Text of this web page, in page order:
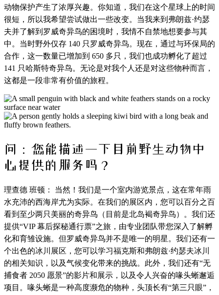
动物保护产生了浓厚兴趣。你知道，我们在这个星球上的时间
很短，所以我希望尝试做出一些改变。当我来到弗朗兹·约瑟
夫并了解到罗威奇异鸟的困境时，我情不自禁地想要参与其
中。当时野外仅存 140 只罗威奇异鸟。现在，通过与环保局的
合作，这一数量已增加到 650 多只，我们也成功孵化了超过
141 只哈斯特奇异鸟。无论是对我个人还是对这些物种而言，
这都是一段非常有价值的旅程。
问：您能描述一下目前野生动物中
心提供的服务吗？
理查德 班顿： 当然！我们是一个室内游览景点，这在常年雨
水充沛的西海岸尤为实际。在我们的展区内，您可以百分之百
看到至少两只美丽的奇异鸟（目前是北岛褐奇异鸟）。我们还
提供“VIP 幕后探秘通行票”之旅，由专业团队带您深入了解孵
化和育雏设施。但罗威奇异鸟并不是唯一的明星。我们还有一
个出色的冰川展区，您可以学习福克斯和弗朗兹·约瑟夫冰川
的相关知识，以及气候变化带来的挑战。此外，我们还有“无
捕食者 2050 愿景”的影片和展示，以及令人兴奋的喙头蜥邂逅
项目。喙头蜥是一种高度濒危的物种，头顶长有“第三只眼”，